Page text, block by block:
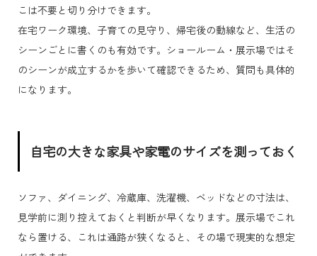
こは不要と切り分けできます。
在宅ワーク環境、子育ての見守り、帰宅後の動線など、生活の
シーンごとに書くのも有効です。ショールーム・展示場ではそ
のシーンが成立するかを歩いて確認できるため、質問も具体的
になります。
自宅の大きな家具や家電のサイズを測っておく
ソファ、ダイニング、冷蔵庫、洗濯機、ベッドなどの寸法は、
見学前に測り控えておくと判断が早くなります。展示場でこれ
なら置ける、これは通路が狭くなると、その場で現実的な想定